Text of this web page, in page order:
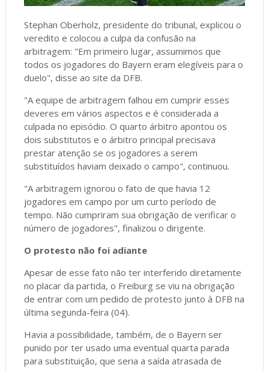
Stephan Oberholz, presidente do tribunal, explicou o
veredito e colocou a culpa da confusão na
arbitragem: "Em primeiro lugar, assumimos que
todos os jogadores do Bayern eram elegíveis para o
duelo", disse ao site da DFB.
"A equipe de arbitragem falhou em cumprir esses
deveres em vários aspectos e é considerada a
culpada no episódio. O quarto árbitro apontou os
dois substitutos e o árbitro principal precisava
prestar atenção se os jogadores a serem
substituídos haviam deixado o campo", continuou.
"A arbitragem ignorou o fato de que havia 12
jogadores em campo por um curto período de
tempo. Não cumpriram sua obrigação de verificar o
número de jogadores", finalizou o dirigente.
O protesto não foi adiante
Apesar de esse fato não ter interferido diretamente
no placar da partida, o Freiburg se viu na obrigação
de entrar com um pedido de protesto junto à DFB na
última segunda-feira (04).
Havia a possibilidade, também, de o Bayern ser
punido por ter usado uma eventual quarta parada
para substituição, que seria a saída atrasada de